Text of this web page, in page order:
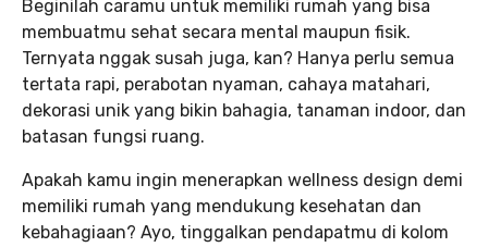
Beginilah caramu untuk memiliki rumah yang bisa
membuatmu sehat secara mental maupun fisik.
Ternyata nggak susah juga, kan? Hanya perlu semua
tertata rapi, perabotan nyaman, cahaya matahari,
dekorasi unik yang bikin bahagia, tanaman indoor, dan
batasan fungsi ruang.
Apakah kamu ingin menerapkan wellness design demi
memiliki rumah yang mendukung kesehatan dan
kebahagiaan? Ayo, tinggalkan pendapatmu di kolom